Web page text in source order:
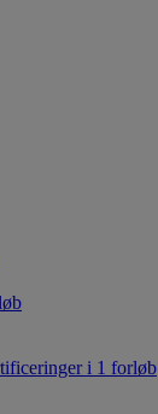
i 1 forløb